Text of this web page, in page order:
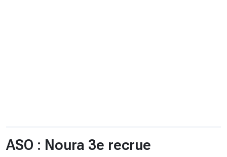
ASO : Noura 3e recrue